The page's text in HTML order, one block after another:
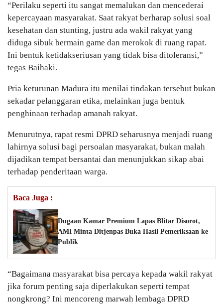
“Perilaku seperti itu sangat memalukan dan mencederai
kepercayaan masyarakat. Saat rakyat berharap solusi soal
kesehatan dan stunting, justru ada wakil rakyat yang
diduga sibuk bermain game dan merokok di ruang rapat.
Ini bentuk ketidakseriusan yang tidak bisa ditoleransi,”
tegas Baihaki.
Pria keturunan Madura itu menilai tindakan tersebut bukan
sekadar pelanggaran etika, melainkan juga bentuk
penghinaan terhadap amanah rakyat.
Menurutnya, rapat resmi DPRD seharusnya menjadi ruang
lahirnya solusi bagi persoalan masyarakat, bukan malah
dijadikan tempat bersantai dan menunjukkan sikap abai
terhadap penderitaan warga.
Baca Juga :
Dugaan Kamar Premium Lapas Blitar Disorot,
AMI Minta Ditjenpas Buka Hasil Pemeriksaan ke
Publik
“Bagaimana masyarakat bisa percaya kepada wakil rakyat
jika forum penting saja diperlakukan seperti tempat
nongkrong? Ini mencoreng marwah lembaga DPRD